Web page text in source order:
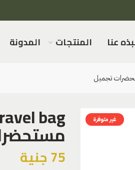
عنا المنتجات المدونة
غير متوفرة
75جنية